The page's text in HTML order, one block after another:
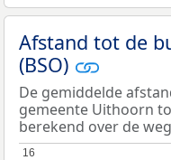
Afstand tot de
(BSO)
De gemiddelde
gemeente Uithoorn
berekend over de
16
16